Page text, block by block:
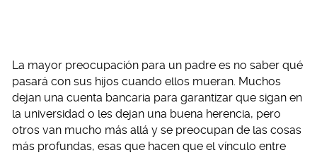
La mayor preocupación para un padre es no saber qué
pasará con sus hijos cuando ellos mueran. Muchos
dejan una cuenta bancaria para garantizar que sigan en
la universidad o les dejan una buena herencia, pero
otros van mucho más allá y se preocupan de las cosas
más profundas, esas que hacen que el vínculo entre